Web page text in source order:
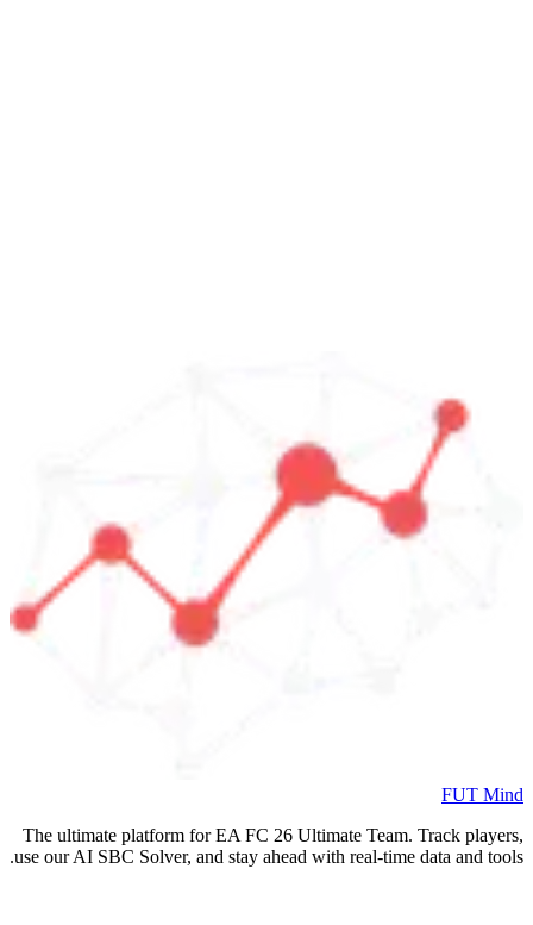
FUT Mind
The ultimate platform for EA FC 26 Ultimate Team. Track players,
use our AI SBC Solver, and stay ahead with real-time data and tools.